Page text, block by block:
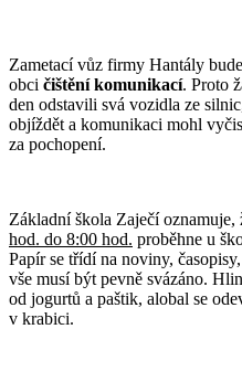
Zametací vůz firmy Hantály bude
obci čištění komunikací. Proto
den odstavili svá vozidla ze
objíždět a komunikaci mohl
za pochopení.
Základní škola Zaječí oznamuje,
hod. do 8:00 hod. proběhne u
Papír se třídí na noviny,
vše musí být pevně svázáno.
od jogurtů a paštik, alobal se
v krabici.